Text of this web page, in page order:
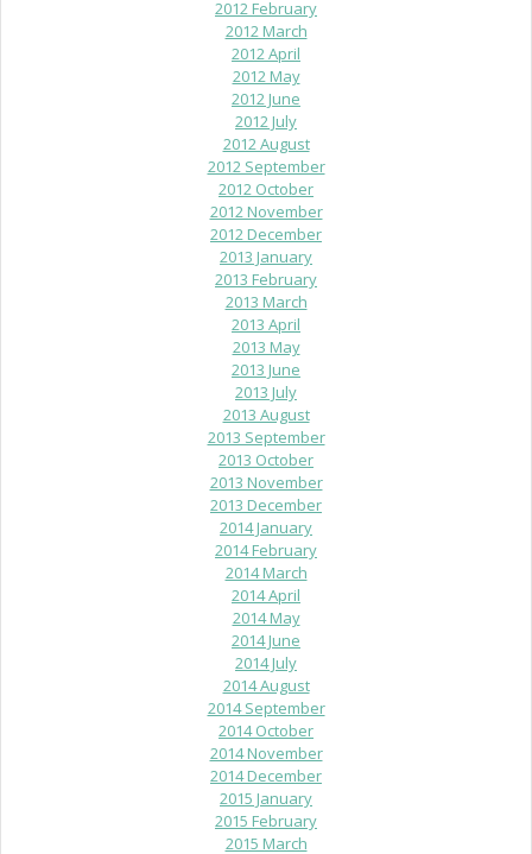
2012 February
2012 March
2012 April
2012 May
2012 June
2012 July
2012 August
2012 September
2012 October
2012 November
2012 December
2013 January
2013 February
2013 March
2013 April
2013 May
2013 June
2013 July
2013 August
2013 September
2013 October
2013 November
2013 December
2014 January
2014 February
2014 March
2014 April
2014 May
2014 June
2014 July
2014 August
2014 September
2014 October
2014 November
2014 December
2015 January
2015 February
2015 March